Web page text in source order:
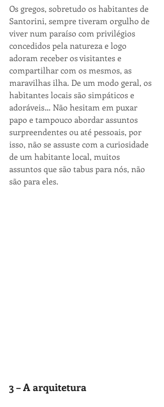
Os gregos, sobretudo os habitantes de
Santorini, sempre tiveram orgulho de
viver num paraíso com privilégios
concedidos pela natureza e logo
adoram receber os visitantes e
compartilhar com os mesmos, as
maravilhas ilha. De um modo geral, os
habitantes locais são simpáticos e
adoráveis… Não hesitam em puxar
papo e tampouco abordar assuntos
surpreendentes ou até pessoais, por
isso, não se assuste com a curiosidade
de um habitante local, muitos
assuntos que são tabus para nós, não
são para eles.
3 – A arquitetura